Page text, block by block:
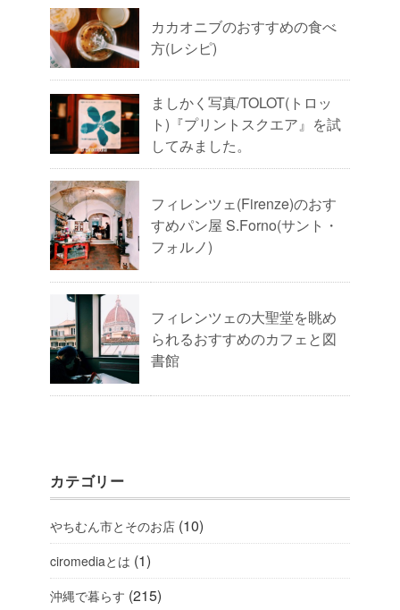
カカオニブのおすすめの食べ
方(レシピ)
ましかく写真/TOLOT(トロッ
ト)『プリントスクエア』を試
してみました。
フィレンツェ(Firenze)のおす
すめパン屋 S.Forno(サント・
フォルノ)
フィレンツェの大聖堂を眺め
られるおすすめのカフェと図
書館
カテゴリー
やちむん市とそのお店 (10)
ciromediaとは (1)
沖縄で暮らす (215)